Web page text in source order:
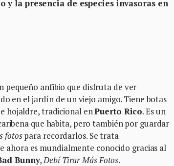
la presencia de especies invasoras en
anfibio que disfruta de ver
en el jardín de un viejo amigo. Tiene botas
hojaldre, tradicional enPuerto Rico. Es un
que habita, pero también por guardar
fotospara recordarlos. Se trata
ahora es mundialmente conocido gracias al
Bunny,Debí Tirar Más Fotos.